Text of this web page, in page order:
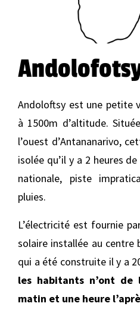
Andoloftsy est une petite
à 1500m d’altitude.
l’ouest d’Antananarivo,
isolée qu’il y a 2 heures
nationale, piste
pluies.
L’électricité est fournie
solaire installée au centre
qui a été construite il y a
les habitants n’ont de
matin et une heure